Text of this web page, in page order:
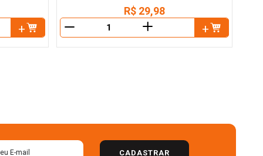
R$ 29,98
＋
CADASTRAR